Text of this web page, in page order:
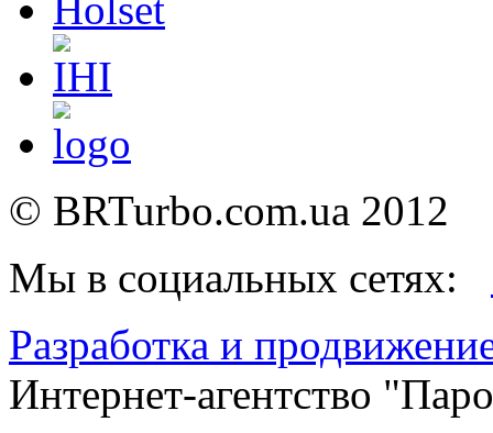
© BRTurbo.com.ua 2012
Мы в социальных сетях:
Разработка и
Интернет-агентство